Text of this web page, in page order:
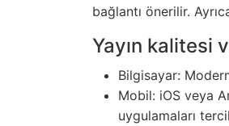
bağlantı önerilir.
Yayın kalitesi
Bilgisayar:
Mobil: iOS veya
uygulamaları